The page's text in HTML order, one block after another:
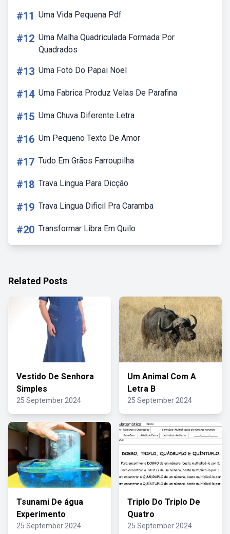
#11 Uma Vida Pequena Pdf
#12 Uma Malha Quadriculada Formada Por
Quadrados
#13 Uma Foto Do Papai Noel
#14 Uma Fabrica Produz Velas De Parafina
#15 Uma Chuva Diferente Letra
#16 Um Pequeno Texto De Amor
#17 Tudo Em Grãos Farroupilha
#18 Trava Lingua Para Dicção
#19 Trava Lingua Dificil Pra Caramba
#20 Transformar Libra Em Quilo
Related Posts
Vestido De Senhora
Simples
25 September 2024
Um Animal Com A
Letra B
25 September 2024
Tsunami De água
Experimento
25 September 2024
Triplo Do Triplo De
Quatro
25 September 2024